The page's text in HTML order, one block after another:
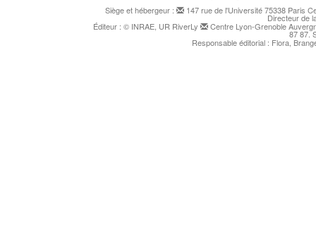
Siège et hébergeur :
147 rue de l'Université 75338 Paris
Directeur de
Éditeur : © INRAE, UR RiverLy Centre Lyon-Grenoble
87 87.
Responsable éditorial : Flora,